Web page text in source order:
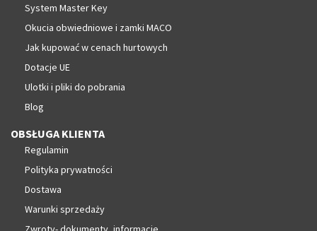
System Master Key
Okucia obwiedniowe i zamki MACO
Jak kupować w cenach hurtowych
Dotacje UE
Ulotki i pliki do pobrania
Blog
OBSŁUGA KLIENTA
Regulamin
Polityka prywatności
Dostawa
Warunki sprzedaży